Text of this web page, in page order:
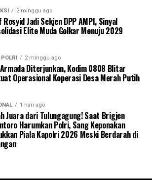
2 minggu ago
Jadi Sekjen DPP AMPI, Sinyal
Elite Muda Golkar Menuju 2029
2 minggu ago
Diterjunkan, Kodim 0808 Blitar
Operasional Koperasi Desa Merah Putih
1 hari ago
Juara dari Tulungagung! Saat Brigjen
Harumkan Polri, Sang Keponakan
Piala Kapolri 2026 Meski Berdarah di